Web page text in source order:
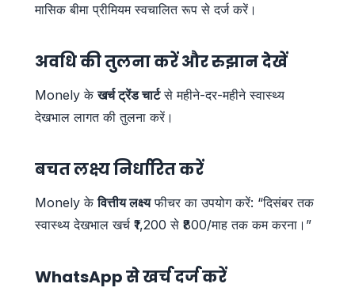
मासिक बीमा प्रीमियम स्वचालित रूप से दर्ज करें।
अवधि की तुलना करें और रुझान देखें
Monely केखर्च ट्रेंड चार्टसे महीने-दर-महीने स्वास्थ्य
देखभाल लागत की तुलना करें।
बचत लक्ष्य निर्धारित करें
Monely केवित्तीय लक्ष्यफीचर का उपयोग करें: “दिसंबर तक
स्वास्थ्य देखभाल खर्च ₹1,200 से ₹800/माह तक कम करना।”
WhatsApp से खर्च दर्ज करें